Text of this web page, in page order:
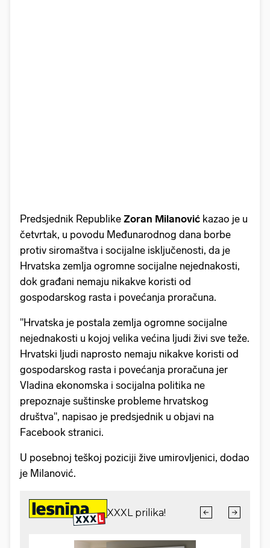
Predsjednik Republike Zoran Milanović kazao je u
četvrtak, u povodu Međunarodnog dana borbe
protiv siromaštva i socijalne isključenosti, da je
Hrvatska zemlja ogromne socijalne nejednakosti,
dok građani nemaju nikakve koristi od
gospodarskog rasta i povećanja proračuna.
"Hrvatska je postala zemlja ogromne socijalne
nejednakosti u kojoj velika većina ljudi živi sve teže.
Hrvatski ljudi naprosto nemaju nikakve koristi od
gospodarskog rasta i povećanja proračuna jer
Vladina ekonomska i socijalna politika ne
prepoznaje suštinske probleme hrvatskog
društva", napisao je predsjednik u objavi na
Facebook stranici.
U posebnoj teškoj poziciji žive umirovljenici, dodao
je Milanović.